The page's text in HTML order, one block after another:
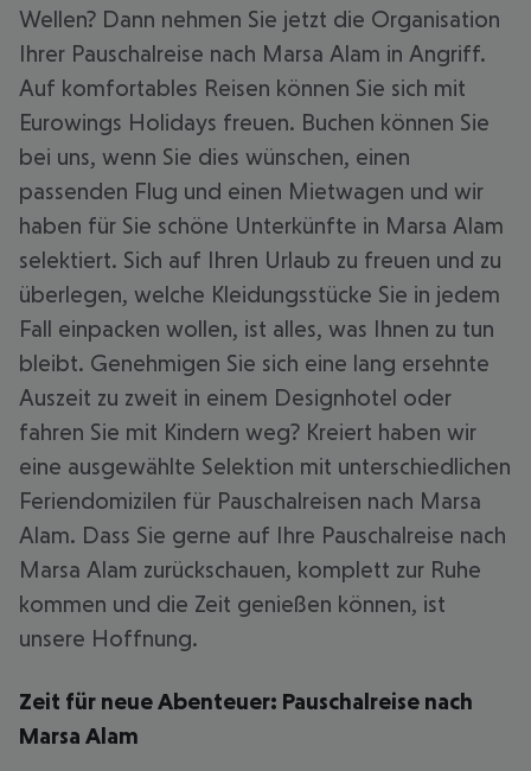
Wellen? Dann nehmen Sie jetzt die Organisation
Ihrer Pauschalreise nach Marsa Alam in Angriff.
Auf komfortables Reisen können Sie sich mit
Eurowings Holidays freuen. Buchen können Sie
bei uns, wenn Sie dies wünschen, einen
passenden Flug und einen Mietwagen und wir
haben für Sie schöne Unterkünfte in Marsa Alam
selektiert. Sich auf Ihren Urlaub zu freuen und zu
überlegen, welche Kleidungsstücke Sie in jedem
Fall einpacken wollen, ist alles, was Ihnen zu tun
bleibt. Genehmigen Sie sich eine lang ersehnte
Auszeit zu zweit in einem Designhotel oder
fahren Sie mit Kindern weg? Kreiert haben wir
eine ausgewählte Selektion mit unterschiedlichen
Feriendomizilen für Pauschalreisen nach Marsa
Alam. Dass Sie gerne auf Ihre Pauschalreise nach
Marsa Alam zurückschauen, komplett zur Ruhe
kommen und die Zeit genießen können, ist
unsere Hoffnung.
Zeit für neue Abenteuer: Pauschalreise nach
Marsa Alam